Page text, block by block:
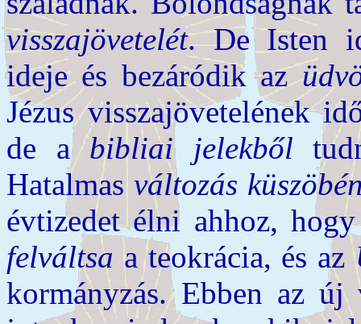
visszajövetelét. De Isten
ideje és bezáródik az
Jézus visszajövetelének
de abibliai jelekből
Hatalmasváltozás
évtizedet élni ahhoz,
felváltsa a teokrácia, és az
kormányzás. Ebben az